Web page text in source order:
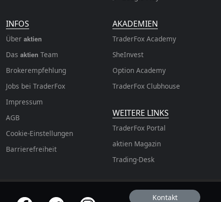
INFOS
Über aktien
Das aktien Team
Brokerempfehlung
Jobs bei TraderFox
Impressum
AGB
Cookie-Einstellungen
Barrierefreiheit
AKADEMIEN
TraderFox Academy
SheInvest
Option Academy
TraderFox Clubhouse
WEITERE LINKS
TraderFox Portal
aktien Magazin
Trading-Desk
offizielle Social Media-Accounts Kontakt